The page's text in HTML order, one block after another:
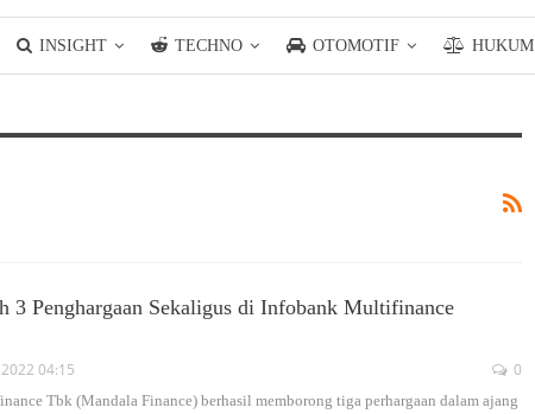
INSIGHT TECHNO OTOMOTIF HUKUM
3 Penghargaan Sekaligus di Infobank Multifinance
2022 04:15 0
Tbk (Mandala Finance) berhasil memborong tiga perhargaan dalam ajang